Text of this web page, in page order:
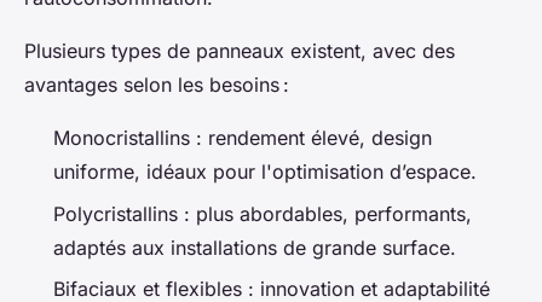
Plusieurs types de panneaux existent, avec des
avantages selon les besoins :
Monocristallins : rendement élevé, design
uniforme, idéaux pour l'optimisation d’espace.
Polycristallins : plus abordables, performants,
adaptés aux installations de grande surface.
Bifaciaux et flexibles : innovation et adaptabilité